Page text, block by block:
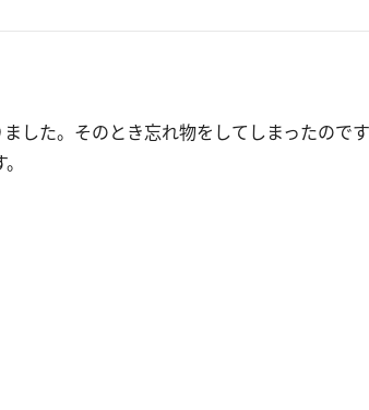
した。そのとき忘れ物をしてしまったのです